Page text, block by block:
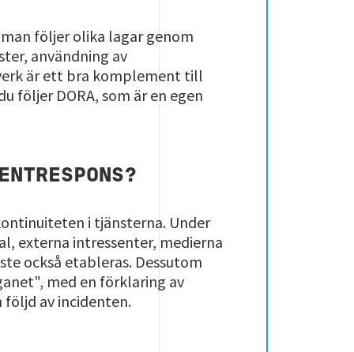
följer olika lagar genom
användning av
är ett bra komplement till
följer DORA, som är en egen
i tjänsterna. Under
externa intressenter, medierna
också etableras. Dessutom
med en förklaring av
av incidenten.